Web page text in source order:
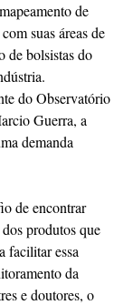
de
suas áreas de
de bolsistas do
do Observatório
Guerra, a
demanda
produtos que
facilitar essa
da
e doutores, o